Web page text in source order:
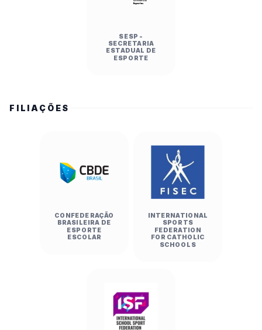
SESP -
SECRETARIA
ESTADUAL DE
ESPORTE
FILIAÇÕES
CONFEDERAÇÃO
BRASILEIRA DE
ESPORTE
ESCOLAR
INTERNATIONAL
SPORTS
FEDERATION
FOR CATHOLIC
SCHOOLS